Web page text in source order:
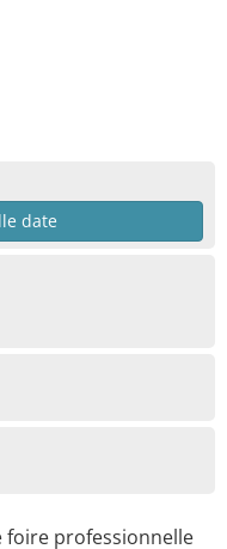
date
foire professionnelle